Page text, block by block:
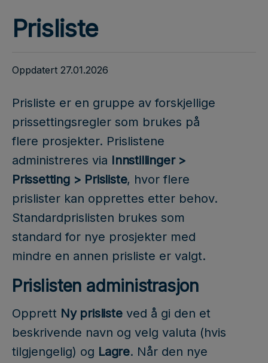
Prisliste
Oppdatert 27.01.2026
Prisliste er en gruppe av forskjellige
prissettingsregler som brukes på
flere prosjekter. Prislistene
administreres via Innstillinger >
Prissetting > Prisliste, hvor flere
prislister kan opprettes etter behov.
Standardprislisten brukes som
standard for nye prosjekter med
mindre en annen prisliste er valgt.
Prislisten administrasjon
Opprett Ny prislisteved å gi den et
beskrivende navn og velg valuta (hvis
tilgjengelig) og Lagre. Når den nye